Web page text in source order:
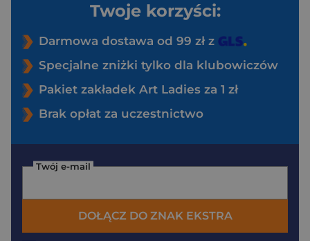
Twoje korzyści:
Darmowa dostawa od 99 zł z
Specjalne zniżki tylko dla klubowiczów
Pakiet zakładek Art Ladies za 1 zł
Brak opłat za uczestnictwo
Twój e-mail
DOŁĄCZ DO ZNAK EKSTRA